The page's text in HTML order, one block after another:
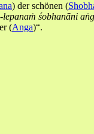
) der schönen (
lepanaṁ śobhanāni
(Anga)“.